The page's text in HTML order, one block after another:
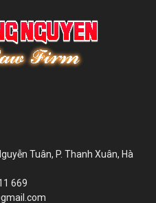
Tuân, P. Thanh Xuân, Hà
669